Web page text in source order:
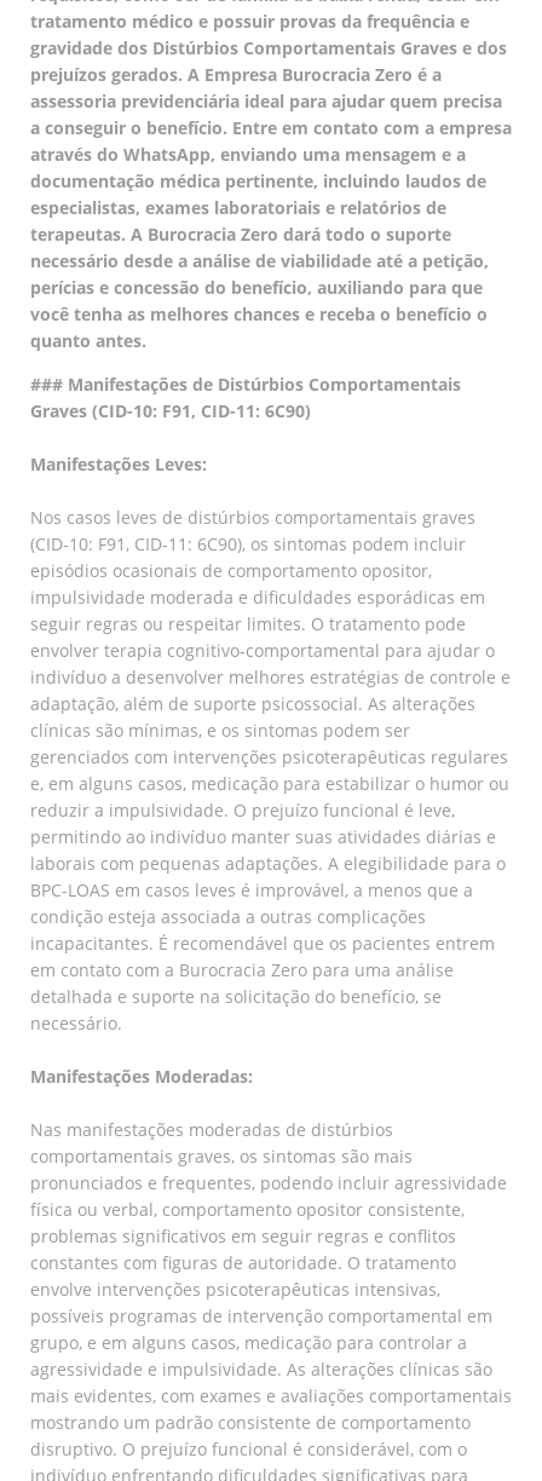
tratamento médico e possuir provas da frequência e
gravidade dos Distúrbios Comportamentais Graves e dos
prejuízos gerados. A Empresa Burocracia Zero é a
assessoria previdenciária ideal para ajudar quem precisa
a conseguir o benefício. Entre em contato com a empresa
através do WhatsApp, enviando uma mensagem e a
documentação médica pertinente, incluindo laudos de
especialistas, exames laboratoriais e relatórios de
terapeutas. A Burocracia Zero dará todo o suporte
necessário desde a análise de viabilidade até a petição,
perícias e concessão do benefício, auxiliando para que
você tenha as melhores chances e receba o benefício o
quanto antes.
### Manifestações de Distúrbios Comportamentais
Graves (CID-10: F91, CID-11: 6C90)
Manifestações Leves:
Nos casos leves de distúrbios comportamentais graves
(CID-10: F91, CID-11: 6C90), os sintomas podem incluir
episódios ocasionais de comportamento opositor,
impulsividade moderada e dificuldades esporádicas em
seguir regras ou respeitar limites. O tratamento pode
envolver terapia cognitivo-comportamental para ajudar o
indivíduo a desenvolver melhores estratégias de controle e
adaptação, além de suporte psicossocial. As alterações
clínicas são mínimas, e os sintomas podem ser
gerenciados com intervenções psicoterapêuticas regulares
e, em alguns casos, medicação para estabilizar o humor ou
reduzir a impulsividade. O prejuízo funcional é leve,
permitindo ao indivíduo manter suas atividades diárias e
laborais com pequenas adaptações. A elegibilidade para o
BPC-LOAS em casos leves é improvável, a menos que a
condição esteja associada a outras complicações
incapacitantes. É recomendável que os pacientes entrem
em contato com a Burocracia Zero para uma análise
detalhada e suporte na solicitação do benefício, se
necessário.
Manifestações Moderadas:
Nas manifestações moderadas de distúrbios
comportamentais graves, os sintomas são mais
pronunciados e frequentes, podendo incluir agressividade
física ou verbal, comportamento opositor consistente,
problemas significativos em seguir regras e conflitos
constantes com figuras de autoridade. O tratamento
envolve intervenções psicoterapêuticas intensivas,
possíveis programas de intervenção comportamental em
grupo, e em alguns casos, medicação para controlar a
agressividade e impulsividade. As alterações clínicas são
mais evidentes, com exames e avaliações comportamentais
mostrando um padrão consistente de comportamento
disruptivo. O prejuízo funcional é considerável, com o
indivíduo enfrentando dificuldades significativas para